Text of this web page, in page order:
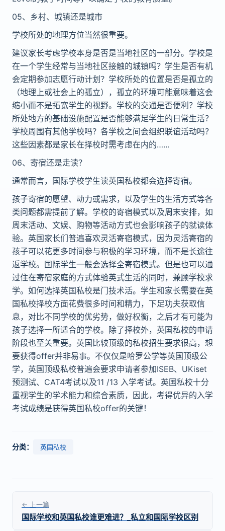
05、乡村、城镇还是城市
学校所处的地理方位当然很重要。
建议家长考虑学校本身是否是当地社区的一部分。学校是
在一个学生经常与当地社区接触的城镇吗？学生是否有机
会定期参加志愿行动计划？学校所处的位置是否是孤立的
（地理上或社会上的孤立），孤立的环境可能意味着这会
缩小而不是拓宽学生的视野。学校的交通是否便利？学校
所处地方的基础设施配置是否能够满足学生的日常生活？
学校周 围有其他学校吗？各学校之间会组织联谊活动吗？
这些因素都是家长在择校时需考虑在内的……
06、 寄宿还是走读？
通常而言，国际学校学生读英国私校都会选择寄宿。
孩子寄宿的愿望、动力或需求，以及学生的生活方式等各
类问题都需提前了解。学校的寄宿模式以及周末安排，如
周末活动、文娱、 购物等活动方式也会影响孩子的就读体
验。英国家长们普遍喜欢灵活寄宿模式，因为灵活寄宿的
孩子可以花更多时间参与积极的学习环境，而不是长途往
返学校。国际学生一般会选择全寄宿模式。但是也可以通
过住在寄宿家庭的方式体验英式生活的同时，兼顾学校求
学。如何选择英国私校是门技术活。学生和家长需要在英
国私校择校方面花费很多时间和精力，下足功夫获取信
息， 对比不同学校的优劣势，做好权衡，之后才有可能为
孩子选择一所适合的学校。除了择校外，英国私校的申请
阶段也至关重要。英国比较顶级的私校招生要求很高，想
要获得offer并非易事。不仅仅是哈罗公学等英国顶级公
学，英国顶级私校普遍会要求申请者参加ISEB、UKiset
预测试、CAT4考试以及11 /13 入学考试。英国私校十分
重视学生的学术能力和综合素质，因此，考得优异的入学
考试成绩是获得英国私校offer的关键！
分类： 英国私校
← 上一篇
国际学校和英国私校谁更难进？_私立和国际学校区别